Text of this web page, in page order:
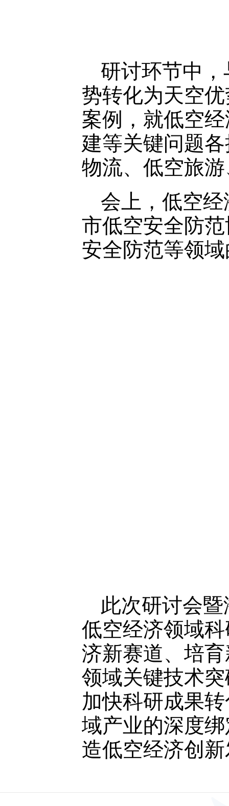
研讨环节中
势转化为天空
案例，就低空
建等关键问题
物流、低空旅
会上，低空
市低空安全防
安全防范等领
此次研讨会
低空经济领域
济新赛道、培
领域关键技术
加快科研成果
域产业的深度
造低空经济创